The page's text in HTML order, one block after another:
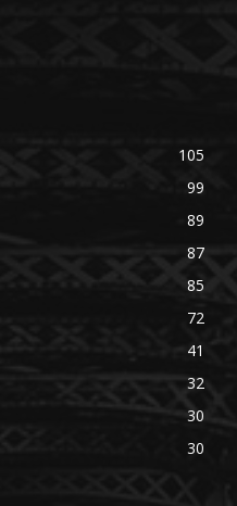
105
99
89
87
85
72
41
32
30
30